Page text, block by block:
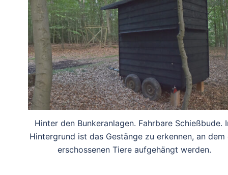
Hinter den Bunkeranlagen. Fahrbare Schießbude.
Hintergrund ist das Gestänge zu erkennen, an dem
erschossenen Tiere aufgehängt werden.